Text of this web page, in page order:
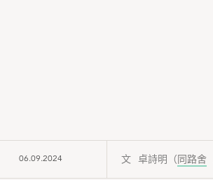
06.09.2024 卓詩明（同路舍